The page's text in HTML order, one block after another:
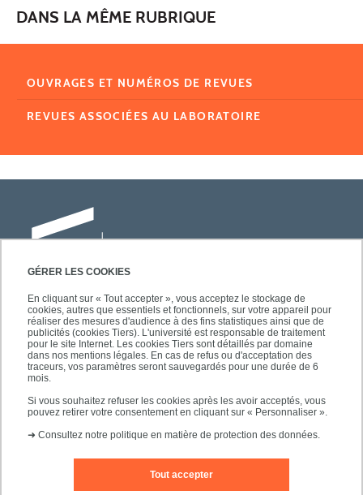
GÉRER LES COOKIES
En cliquant sur « Tout accepter », vous acceptez le stockage de
cookies, autres que essentiels et fonctionnels, sur votre appareil pour
réaliser des mesures d'audience à des fins statistiques ainsi que de
publicités (cookies Tiers). L'université est responsable de traitement
pour le site Internet. Les cookies Tiers sont détaillés par domaine
dans nos mentions légales. En cas de refus ou d'acceptation des
traceurs, vos paramètres seront sauvegardés pour une durée de 6
mois.
Si vous souhaitez refuser les cookies après les avoir acceptés, vous
pouvez retirer votre consentement en cliquant sur « Personnaliser ».
➜ Consultez notre politique en matière de protection des données.
Tout accepter
DANS LA MÊME RUBRIQUE
OUVRAGES ET NUMÉROS DE REVUES
REVUES ASSOCIÉES AU LABORATOIRE
Université Paris-Est Créteil
Faculté des lettres, langues et sciences
humaines
61, avenue du Général de Gaulle
94010 Créteil
Mentions légales